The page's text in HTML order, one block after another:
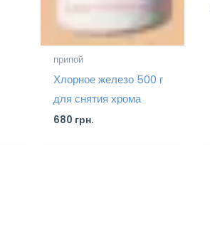
припой
Хлорное железо 500 г
для снятия хрома
680 грн.